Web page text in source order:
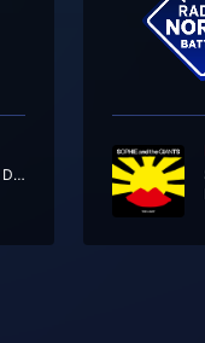
Scrivici In Diretta Su Whatsapp Al 333 12 12 333